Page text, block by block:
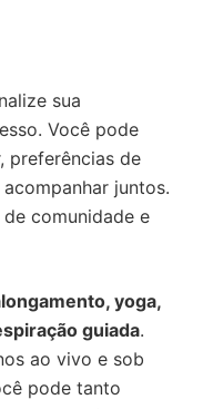
sua
Você pode
preferências de
juntos.
comunidade e
yoga,
guiada.
ao vivo e sob
pode tanto